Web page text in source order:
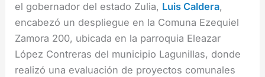
el gobernador del estado Zulia, Luis Caldera,
encabezó un despliegue en la Comuna Ezequiel
Zamora 200, ubicada en la parroquia Eleazar
López Contreras del municipio Lagunillas, donde
realizó una evaluación de proyectos comunales